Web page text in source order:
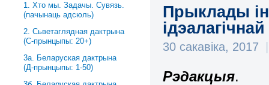
Прыклады
30 сакавіка, 2017 |
Рэдакцыя.
1. Хто мы. Задачы. Сувязь.
(пачынаць адсюль)
2. Сьветаглядная дактрына
(С-прынцыпы: 20+)
3a. Беларуская дактрына
(Д-прынцыпы: 1-50)